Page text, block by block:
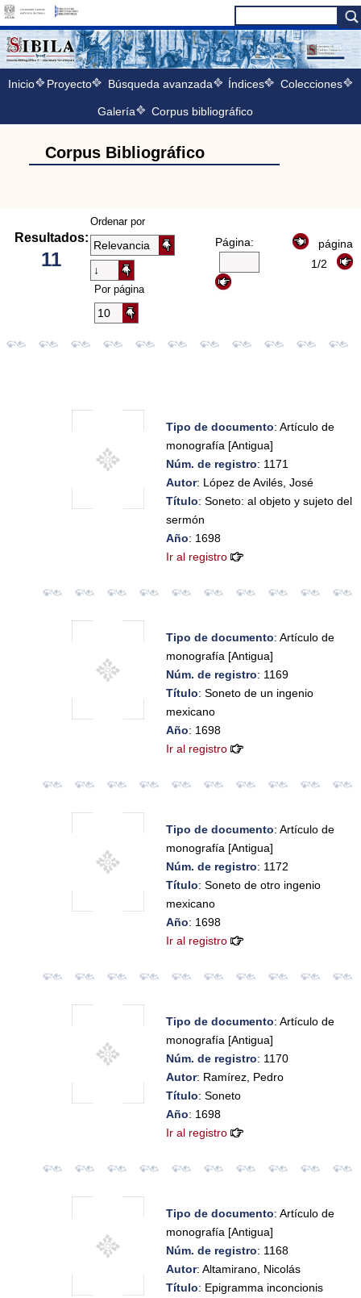
Inicio Proyecto Búsqueda avanzada Índices Colecciones
Galería Corpus bibliográfico
Corpus Bibliográfico
Resultados:
11
Ordenar por
Por página
Página:
página
1/2
Tipo de documento: Artículo de
monografía [Antigua]
Núm. de registro: 1171
Autor: López de Avilés, José
Título: Soneto: al objeto y sujeto del
sermón
Año: 1698
Ir al registro
Tipo de documento: Artículo de
monografía [Antigua]
Núm. de registro: 1169
Título: Soneto de un ingenio
mexicano
Año: 1698
Ir al registro
Tipo de documento: Artículo de
monografía [Antigua]
Núm. de registro: 1172
Título: Soneto de otro ingenio
mexicano
Año: 1698
Ir al registro
Tipo de documento: Artículo de
monografía [Antigua]
Núm. de registro: 1170
Autor: Ramírez, Pedro
Título: Soneto
Año: 1698
Ir al registro
Tipo de documento: Artículo de
monografía [Antigua]
Núm. de registro: 1168
Autor: Altamirano, Nicolás
Título: Epigramma inconcionis